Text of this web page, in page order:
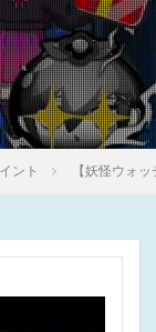
ント 【妖怪ウォ